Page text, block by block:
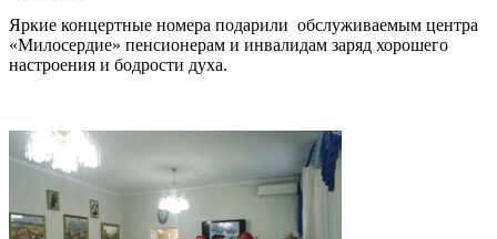
Яркие концертные номера подарили обслуживаемым центра
«Милосердие» пенсионерам и инвалидам заряд хорошего
настроения и бодрости духа.